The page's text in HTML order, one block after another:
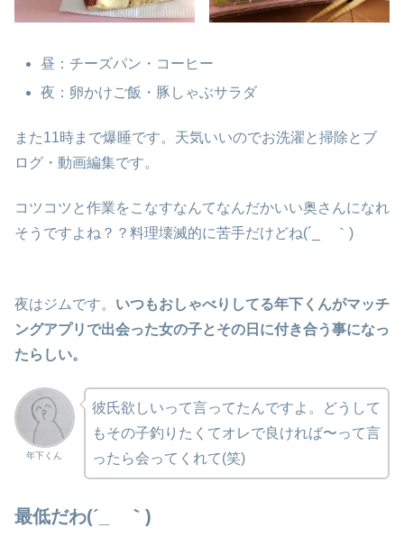
昼：チーズパン・コーヒー
夜：卵かけご飯・豚しゃぶサラダ
また11時まで爆睡です。天気いいのでお洗濯と掃除とブ
ログ・動画編集です。
コツコツと作業をこなすなんてなんだかいい奥さんになれ
そうですよね？？料理壊滅的に苦手だけどね(´_ゝ｀)
夜はジムです。 いつもおしゃべりしてる年下くんがマッチ
ングアプリで出会った女の子とその日に付き合う事になっ
たらしい。
年下くん
彼氏欲しいって言ってたんですよ。どうして
もその子釣りたくてオレで良ければ〜って言
ったら会ってくれて(笑)
最低だわ(´_ゝ｀)